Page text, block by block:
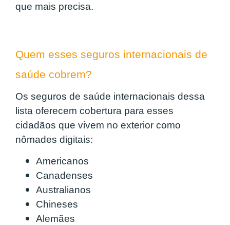
que mais precisa.
Quem esses seguros internacionais de
saúde cobrem?
Os seguros de saúde internacionais dessa
lista oferecem cobertura para esses
cidadãos que vivem no exterior como
nômades digitais:
Americanos
Canadenses
Australianos
Chineses
Alemães